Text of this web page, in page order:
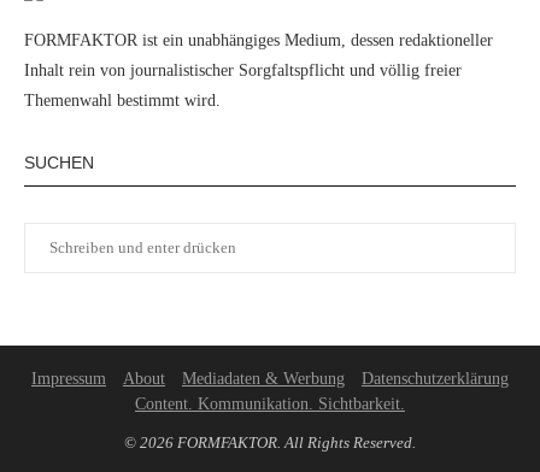
FORMFAKTOR ist ein unabhängiges Medium, dessen redaktioneller
Inhalt rein von journalistischer Sorgfaltspflicht und völlig freier
Themenwahl bestimmt wird.
SUCHEN
Impressum About Mediadaten & Werbung
Datenschutzerklärung
Content. Kommunikation. Sichtbarkeit.
© 2026 FORMFAKTOR. All Rights Reserved.